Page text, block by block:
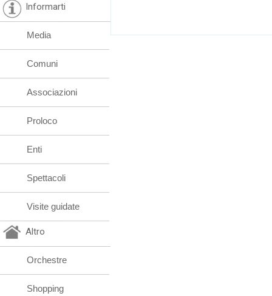
Informarti
Media
Comuni
Associazioni
Proloco
Enti
Spettacoli
Visite guidate
Altro
Orchestre
Shopping